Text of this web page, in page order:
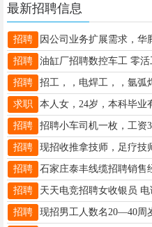
最新招聘信息
招聘
招聘
招聘
求职
招聘
招聘
招聘
招聘 天天电竞招聘女收银员 电
招聘